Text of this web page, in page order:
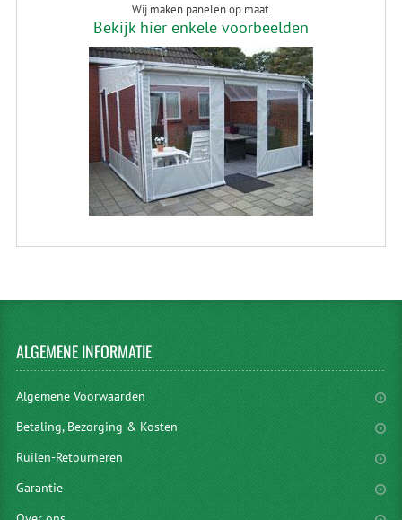
Wij maken panelen op maat.
Bekijk hier enkele voorbeelden
ALGEMENEINFORMATIE
Algemene Voorwaarden
Betaling, Bezorging & Kosten
Ruilen-Retourneren
Garantie